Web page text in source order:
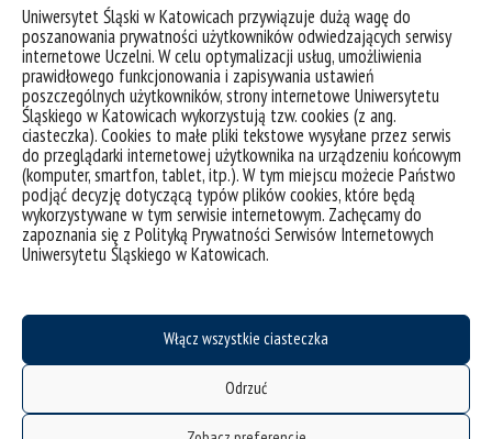
Uniwersytet Śląski w Katowicach przywiązuje dużą wagę do
poszanowania prywatności użytkowników odwiedzających serwisy
internetowe Uczelni. W celu optymalizacji usług, umożliwienia
prawidłowego funkcjonowania i zapisywania ustawień
poszczególnych użytkowników, strony internetowe Uniwersytetu
Śląskiego w Katowicach wykorzystują tzw. cookies (z ang.
ciasteczka). Cookies to małe pliki tekstowe wysyłane przez serwis
do przeglądarki internetowej użytkownika na urządzeniu końcowym
(komputer, smartfon, tablet, itp.). W tym miejscu możecie Państwo
podjąć decyzję dotyczącą typów plików cookies, które będą
wykorzystywane w tym serwisie internetowym. Zachęcamy do
zapoznania się z Polityką Prywatności Serwisów Internetowych
Uniwersytetu Śląskiego w Katowicach.
Włącz wszystkie ciasteczka
Odrzuć
Denmark, w: J. Morawiec, B. Borysławski (eds.),
Aspects of Royal Power in Medieval North,
Katowice 2018.
Początki Państw, Poznań 2019.
[Red.]Social Norms in Medieval Scandinavia
Leeds-Amsterdam 2019 (wspólnie z A.
Jochymek i G. Bartusikiem).
ENGLISH